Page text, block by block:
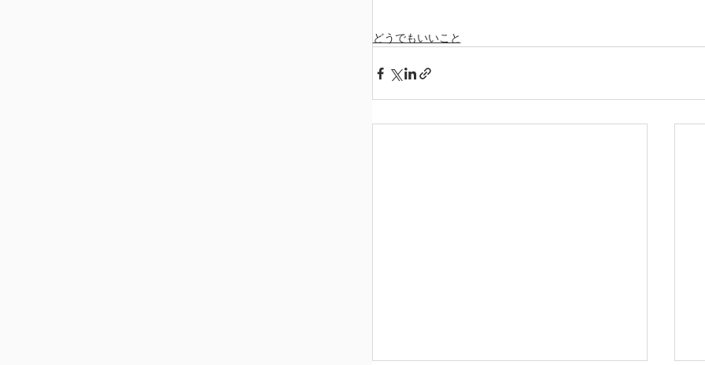
どうでもいいこと